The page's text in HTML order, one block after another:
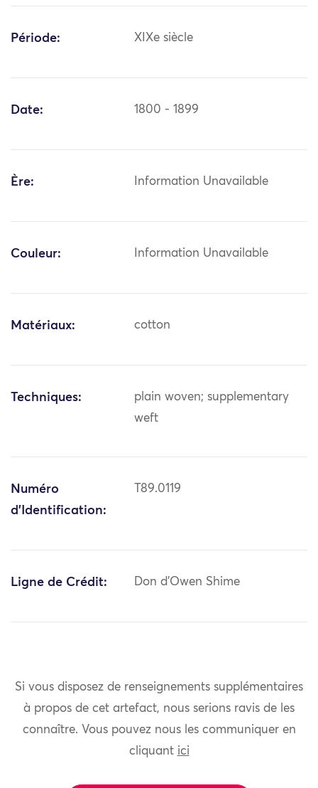
Période: XIXe siècle
Date: 1800 - 1899
Ère: Information Unavailable
Couleur: Information Unavailable
Matériaux: cotton
Techniques:
plain woven; supplementary
weft
Numéro
d'Identification:
T89.0119
Ligne de Crédit: Don d'Owen Shime
Si vous disposez de renseignements supplémentaires
à propos de cet artefact, nous serions ravis de les
connaître. Vous pouvez nous les communiquer en
cliquant ici